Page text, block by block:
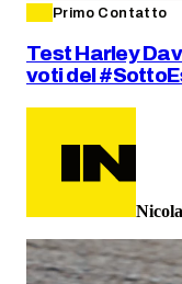
Primo Contatto
Test Harley
voti del